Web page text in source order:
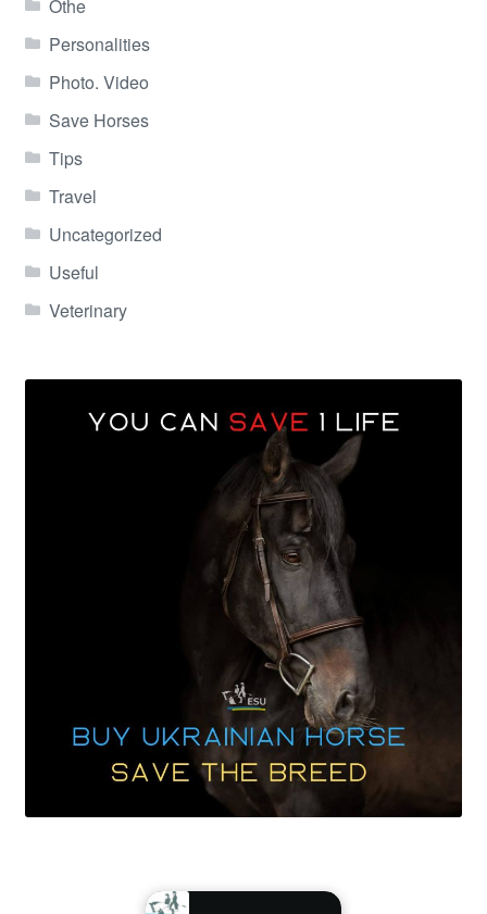
Othe
Personalities
Photo. Video
Save Horses
Tips
Travel
Uncategorized
Useful
Veterinary